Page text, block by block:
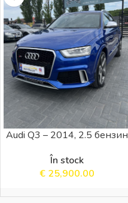
Audi Q3 – 2014, 2.5 бензин
În stock
€ 25,900.00